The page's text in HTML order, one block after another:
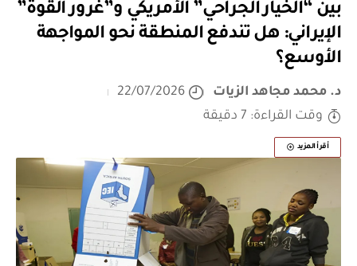
بين “الخيار الجراحي” الأمريكي و”غرور القوة”
الإيراني: هل تندفع المنطقة نحو المواجهة
الأوسع؟
د. محمد مجاهد الزيات
22/07/2026
وقت القراءة: 7 دقيقة
أقرأ المزيد